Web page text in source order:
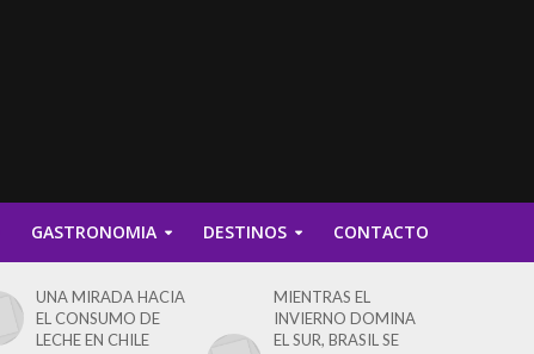
GASTRONOMIA DESTINOS CONTACTO
UNA MIRADA HACIA
EL CONSUMO DE
LECHE EN CHILE
MIENTRAS EL
INVIERNO DOMINA
EL SUR, BRASIL SE